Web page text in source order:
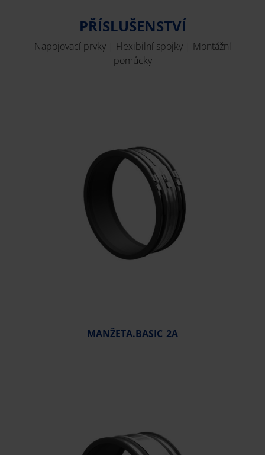
PŘÍSLUŠENSTVÍ
Napojovací prvky | Flexibilní spojky | Montážní
pomůcky
MANŽETA.BASIC 2A